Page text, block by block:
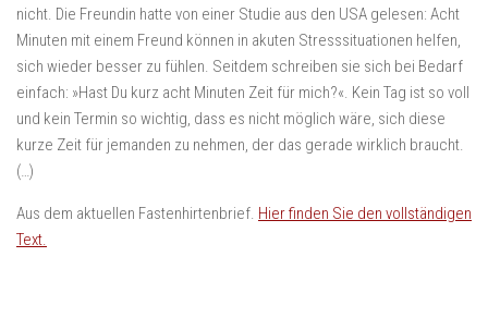
nicht. Die Freundin hatte von einer Studie aus den USA gelesen: Acht
Minuten mit einem Freund können in akuten Stresssituationen helfen,
sich wieder besser zu fühlen. Seitdem schreiben sie sich bei Bedarf
einfach: »Hast Du kurz acht Minuten Zeit für mich?«. Kein Tag ist so voll
und kein Termin so wichtig, dass es nicht möglich wäre, sich diese
kurze Zeit für jemanden zu nehmen, der das gerade wirklich braucht.
(…)
Aus dem aktuellen Fastenhirtenbrief. Hier finden Sie den vollständigen
Text.